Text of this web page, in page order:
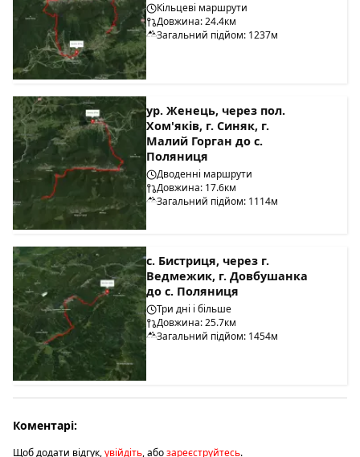
Кільцеві маршрути
Довжина: 24.4км
Загальний підйом: 1237м
ур. Женець, через пол.
Хом'яків, г. Синяк, г.
Малий Горган до с.
Поляниця
Дводенні маршрути
Довжина: 17.6км
Загальний підйом: 1114м
с. Бистриця, через г.
Ведмежик, г. Довбушанка
до с. Поляниця
Три дні і більше
Довжина: 25.7км
Загальний підйом: 1454м
Коментарі:
Щоб додати відгук,увійдіть, абозареєструйтесь.